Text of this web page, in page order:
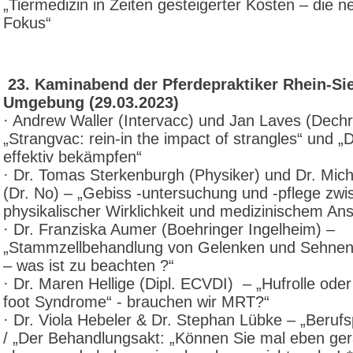
„Tiermedizin in Zeiten gesteigerter Kosten – die
Fokus“
23. Kaminabend der Pferdepraktiker Rhein-
Umgebung (29.03.2023)
· Andrew Waller (Intervacc) und Jan Laves
„Strangvac: rein-in the impact of strangles“ und
effektiv bekämpfen“
· Dr. Tomas Sterkenburgh (Physiker) und Dr.
(Dr. No) – „Gebiss -untersuchung und -pflege
physikalischer Wirklichkeit und medizinischem
· Dr. Franziska Aumer (Boehringer Ingelheim) –
„Stammzellbehandlung von Gelenken und
– was ist zu beachten ?“
· Dr. Maren Hellige (Dipl. ECVDI) – „Hufrolle
foot Syndrome“ - brauchen wir MRT?“
· Dr. Viola Hebeler & Dr. Stephan Lübke –
/ „Der Behandlungsakt: „Können Sie mal eben